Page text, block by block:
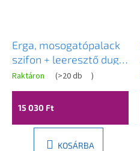
Erga, mosogatópalack
szifon + leeresztő dugó
ClickClack túlfolyó
nélkül, fekete matt,
ERG-YKA-BK.SYPOP-14-
Raktáron (>20 db )
15 030 Ft
KOSÁRBA